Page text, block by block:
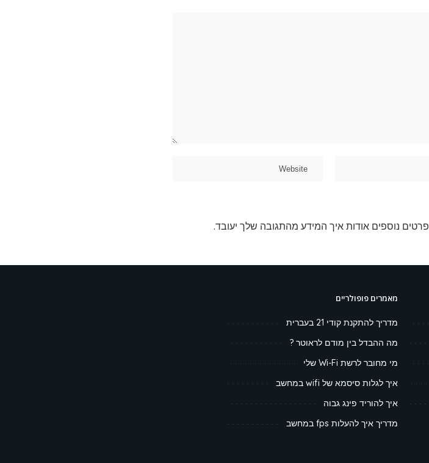
פרטים נוספים אודות איך המידע מהתגובה שלך יעובד.
מאמרים פופולריים
מדריך להתקנת קודי 21 בעברית
מה ההבדל בין מודם לראוטר ?
מי מחובר לרשת Wi-Fi שלי
איך לגלות סיסמא של wifi במחשב
איך להוריד פינג גבוה
מדריך איך להעלות fps במחשב